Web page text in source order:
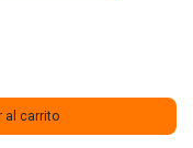
al carrito